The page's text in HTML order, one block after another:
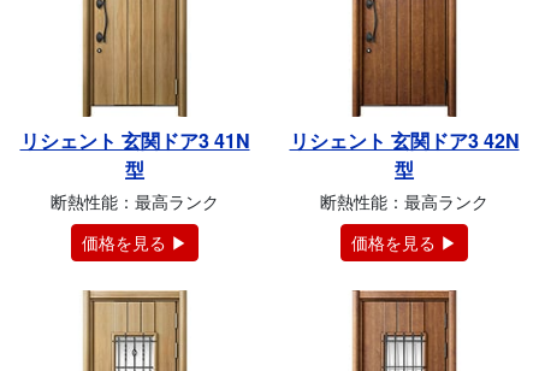
リシェント 玄関ドア3 41N
型
断熱性能：最高ランク
価格を見る ▶
リシェント 玄関ドア3 42N
型
断熱性能：最高ランク
価格を見る ▶